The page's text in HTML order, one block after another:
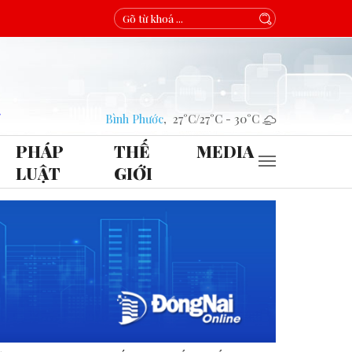
Bình Phước, 27°C/27°C - 30°C
PHÁP
LUẬT
THẾ
GIỚI
MEDIA